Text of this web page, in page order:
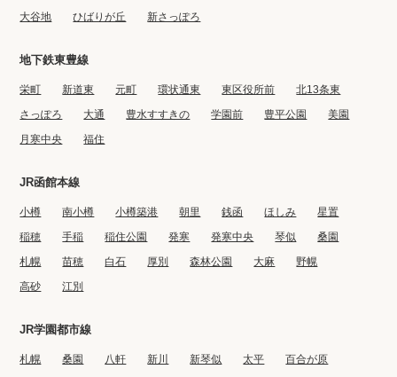
大谷地
ひばりが丘 新さっぽろ
地下鉄東豊線
栄町 新道東 元町 環状通東 東区役所前
北13条東
さっぽろ
大通 豊水すすきの 学園前 豊平公園
美園
月寒中央
福住
JR函館本線
小樽 南小樽 小樽築港 朝里 銭函 ほしみ
星置
稲穂
手稲 稲住公園 発寒 発寒中央 琴似
桑園
札幌
苗穂 白石 厚別 森林公園 大麻
野幌
高砂
江別
JR学園都市線
札幌 桑園 八軒 新川 新琴似 太平
百合が原